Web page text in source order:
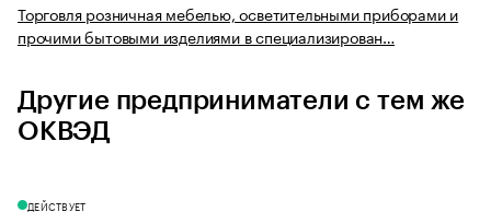
Торговля розничная мебелью, осветительными приборами и
прочими бытовыми изделиями в специализирован…
Другие предприниматели с тем же
ОКВЭД
ДЕЙСТВУЕТ